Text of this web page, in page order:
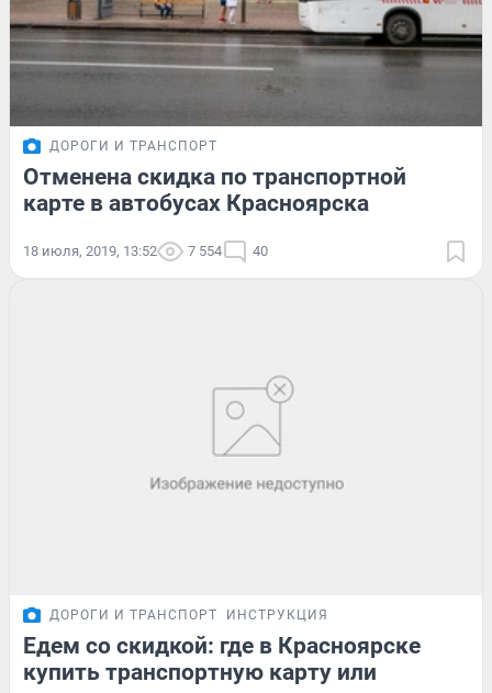
ДОРОГИ И ТРАНСПОРТ
Отменена скидка по транспортной
карте в автобусах Красноярска
18 июля, 2019, 13:52 7 554 40
ДОРОГИ И ТРАНСПОРТ ИНСТРУКЦИЯ
Едем со скидкой: где в Красноярске
купить транспортную карту или